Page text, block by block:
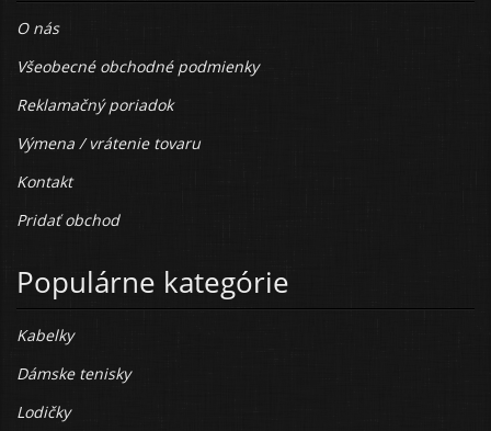
O nás
Všeobecné obchodné podmienky
Reklamačný poriadok
Výmena / vrátenie tovaru
Kontakt
Pridať obchod
Populárne kategórie
Kabelky
Dámske tenisky
Lodičky